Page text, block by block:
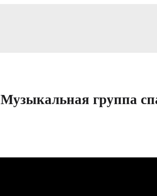
Музыкальная группа